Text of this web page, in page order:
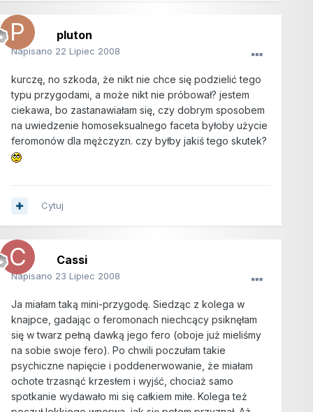
pluton
Napisano 22 Lipiec 2008
kurczę, no szkoda, że nikt nie chce się podzielić tego
typu przygodami, a może nikt nie próbował? jestem
ciekawa, bo zastanawiałam się, czy dobrym sposobem
na uwiedzenie homoseksualnego faceta byłoby użycie
feromonów dla mężczyzn. czy byłby jakiś tego skutek?
Cytuj
Cassi
Napisano 23 Lipiec 2008
Ja miałam taką mini-przygodę. Siedząc z kolega w
knajpce, gadając o feromonach niechcący psiknęłam
się w twarz pełną dawką jego fero (oboje już mieliśmy
na sobie swoje fero). Po chwili poczułam takie
psychiczne napięcie i poddenerwowanie, że miałam
ochote trzasnąć krzesłem i wyjść, chociaż samo
spotkanie wydawało mi się całkiem miłe. Kolega też